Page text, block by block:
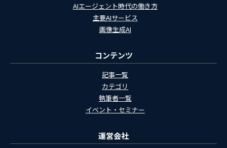
AIエージェント時代の働き方
主要AIサービス
画像生成AI
コンテンツ
記事一覧
カテゴリ
執筆者一覧
イベント・セミナー
運営会社